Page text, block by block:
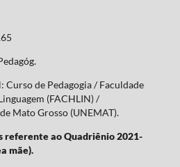
de Pedagogia / Faculdade
(FACHLIN) /
Mato Grosso (UNEMAT).
referente ao Quadriênio 2021-
mãe).